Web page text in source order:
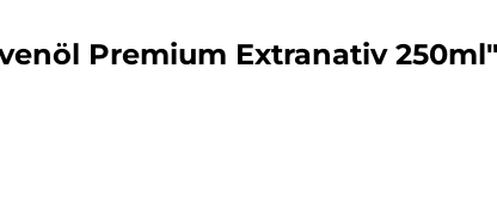
Premium Extranativ 250ml"